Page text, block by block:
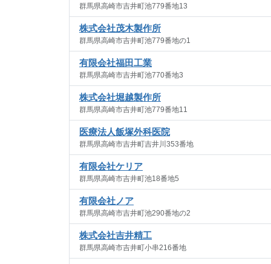
群馬県高崎市吉井町池779番地13
株式会社茂木製作所
群馬県高崎市吉井町池779番地の1
有限会社福田工業
群馬県高崎市吉井町池770番地3
株式会社堀越製作所
群馬県高崎市吉井町池779番地11
医療法人飯塚外科医院
群馬県高崎市吉井町吉井川353番地
有限会社ケリア
群馬県高崎市吉井町池18番地5
有限会社ノア
群馬県高崎市吉井町池290番地の2
株式会社吉井精工
群馬県高崎市吉井町小串216番地